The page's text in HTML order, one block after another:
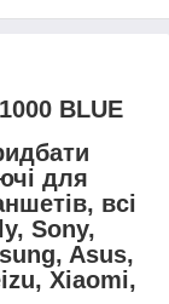
BLUE
для
всі
Sony,
Asus,
Xiaomi,